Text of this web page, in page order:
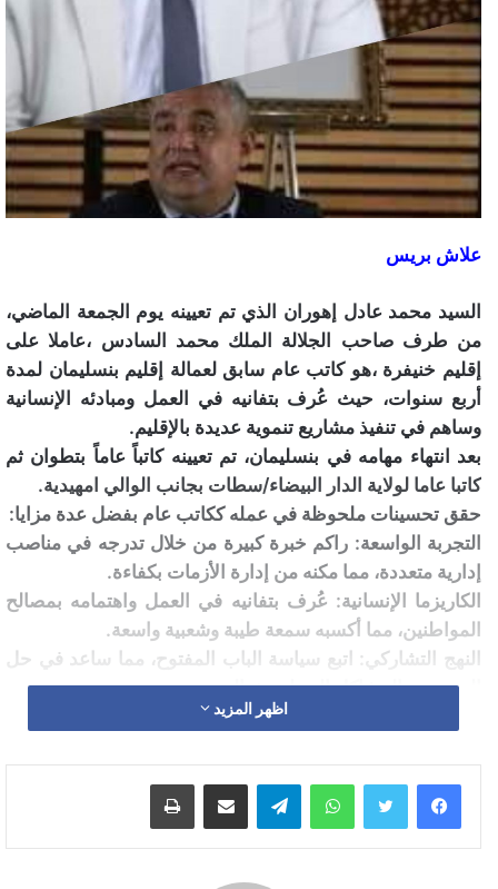
علاش بريس
السيد محمد عادل إهوران الذي تم تعيينه يوم الجمعة الماضي،
من طرف صاحب الجلالة الملك محمد السادس ،عاملا على
إقليم خنيفرة ،هو كاتب عام سابق لعمالة إقليم بنسليمان لمدة
أربع سنوات، حيث عُرف بتفانيه في العمل ومبادئه الإنسانية
وساهم في تنفيذ مشاريع تنموية عديدة بالإقليم.
بعد انتهاء مهامه في بنسليمان، تم تعيينه كاتباً عاماً بتطوان ثم
كاتبا عاما لولاية الدار البيضاء/سطات بجانب الوالي امهيدية.
حقق تحسينات ملحوظة في عمله ككاتب عام بفضل عدة مزايا:
التجربة الواسعة: راكم خبرة كبيرة من خلال تدرجه في مناصب
إدارية متعددة، مما مكنه من إدارة الأزمات بكفاءة.
الكاريزما الإنسانية: عُرف بتفانيه في العمل واهتمامه بمصالح
المواطنين، مما أكسبه سمعة طيبة وشعبية واسعة.
النهج التشاركي: اتبع سياسة الباب المفتوح، مما ساعد في حل
العديد من المشاكل المحلية بفعالية.
التعامل مع الأزمات: أظهر قدرة على إدارة تداعيات جائحة
التعامل مع الموظفين، منها:
سياسة الباب المفتوح: يحرص على التواصل المباشر مع
اظهر المزيد
واتساب تيلقرام مشاركة عبر البريد طباعة